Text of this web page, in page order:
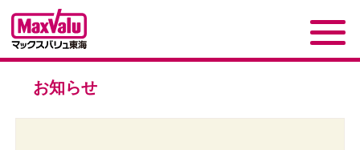
お知らせ